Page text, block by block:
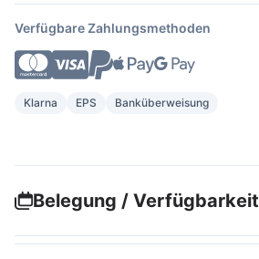
Verfügbare Zahlungsmethoden
Klarna EPS Banküberweisung
Belegung / Verfügbarkeit